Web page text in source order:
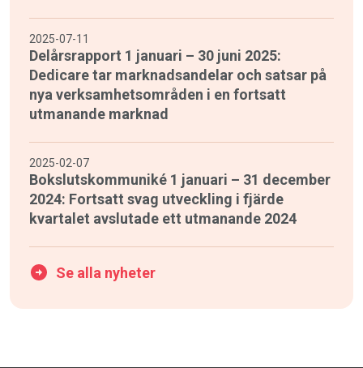
2025-07-11
Delårsrapport 1 januari – 30 juni 2025:
Dedicare tar marknadsandelar och satsar på
nya verksamhetsområden i en fortsatt
utmanande marknad
2025-02-07
Bokslutskommuniké 1 januari – 31 december
2024: Fortsatt svag utveckling i fjärde
kvartalet avslutade ett utmanande 2024
Se alla nyheter